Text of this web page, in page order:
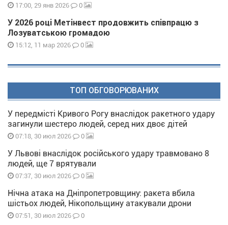
17:00, 29 янв 2026 0
У 2026 році Метінвест продовжить співпрацю з
Лозуватською громадою
15:12, 11 мар 2026 0
ТОП ОБГОВОРЮВАНИХ
У передмісті Кривого Рогу внаслідок ракетного удару
загинули шестеро людей, серед них двоє дітей
07:18, 30 июл 2026 0
У Львові внаслідок російського удару травмовано 8
людей, ще 7 врятували
07:37, 30 июл 2026 0
Нічна атака на Дніпропетровщину: ракета вбила
шістьох людей, Нікопольщину атакували дрони
07:51, 30 июл 2026 0